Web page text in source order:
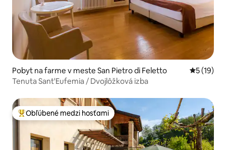
Pobyt na farme v meste San Pietro di Feletto
5 (19)
Tenuta Sant'Eufemia / Dvojlôžková izba
Najobľúbenejšie medzi hosťami
Obľúbené medzi hosťami